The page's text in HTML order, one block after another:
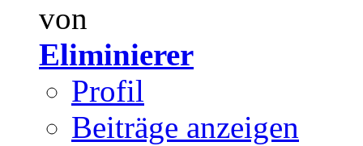
von
Eliminierer
Profil
Beiträge anzeigen